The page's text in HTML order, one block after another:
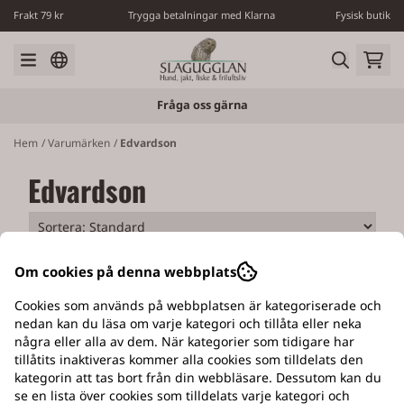
Hoppa till innehåll
Frakt 79 kr Trygga betalningar med Klarna Fysisk butik
Fråga oss gärna
Hem /Varumärken / Edvardson
Edvardson
EGEN VERKSTAD
Med tillverkning av Slagugglans hundluckor
Om cookies på denna webbplats
Cookies som används på webbplatsen är kategoriserade och
nedan kan du läsa om varje kategori och tillåta eller neka
några eller alla av dem. När kategorier som tidigare har
tillåtits inaktiveras kommer alla cookies som tilldelats den
kategorin att tas bort från din webbläsare. Dessutom kan du
se en lista över cookies som tilldelats varje kategori och